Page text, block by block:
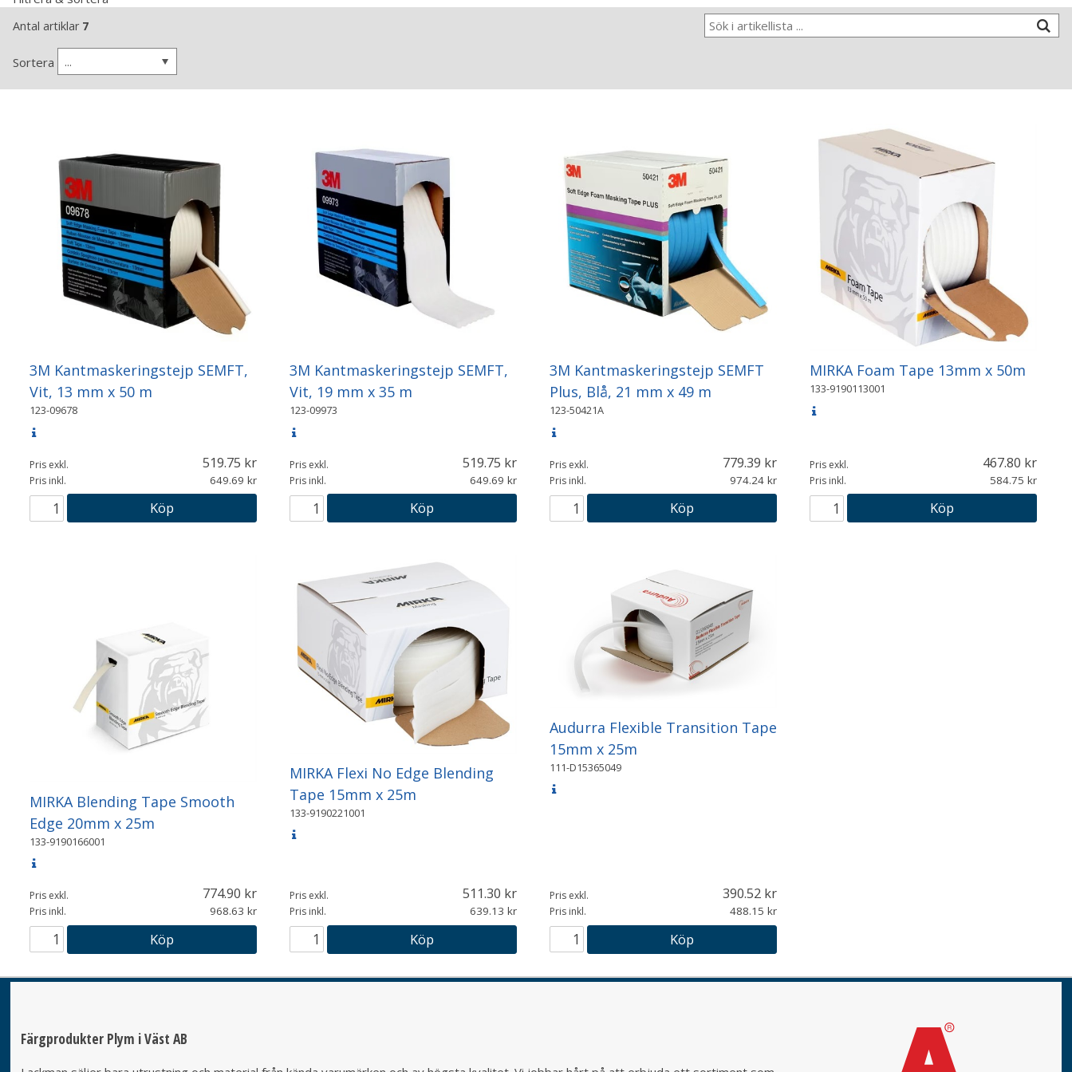
Antal artiklar 7
Sortera ...
3M Kantmaskeringstejp SEMFT,
Vit, 13 mm x 50 m
123-09678
Pris exkl. 519.75
Pris inkl. 649.69
Köp
3M Kantmaskeringstejp SEMFT,
Vit, 19 mm x 35 m
123-09973
Pris exkl. 519.75
Pris inkl. 649.69
Köp
3M Kantmaskeringstejp SEMFT
Plus, Blå, 21 mm x 49 m
123-50421A
Pris exkl. 779.39
Pris inkl. 974.24
Köp
MIRKA Foam Tape 13mm x 50m
133-9190113001
Pris exkl. 467.80
Pris inkl. 584.75
Köp
MIRKA Blending Tape Smooth
Edge 20mm x 25m
133-9190166001
Pris exkl. 774.90
Pris inkl. 968.63
Köp
MIRKA Flexi No Edge Blending
Tape 15mm x 25m
133-9190221001
Pris exkl. 511.30
Pris inkl. 639.13
Köp
Audurra Flexible Transition Tape
15mm x 25m
111-D15365049
Pris exkl. 390.52
Pris inkl. 488.15
Köp
Färgprodukter Plym i Väst AB